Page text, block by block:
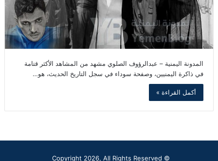
المدونة اليمنية – عبدالرؤوف الصلوي مشهد من المشاهد الأكثر قتامة
في ذاكرة اليمنيين، وصفحة سوداء في سجل التاريخ الحديث، هو…
أكمل القراءة »
© Copyright 2026, All Rights Reserved